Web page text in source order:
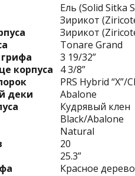
Ель (Solid Sitka
Зирикот
Зирикот
Tonare Grand
грифа
3 19/32”
корпуса
4 3/8”
PRS Hybrid “X”/
деки
Abalone
Кудрявый клен
Black/Abalone
Natural
20
25.3”
Красное